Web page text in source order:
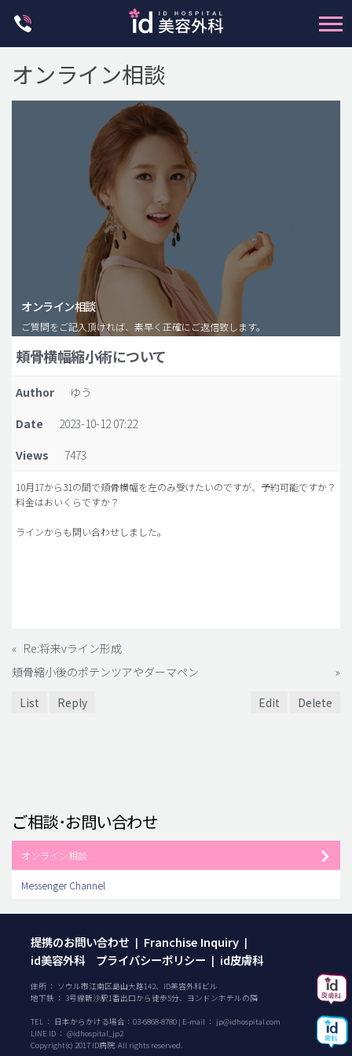
脂肪注入(アンチエイジング)
豊胸手術・バストアップ
プチ整形
idリアルストーリー
idニュース
病院紹介
料金一覧
オンライン相談
オンライン相談
ご質問をご記入頂ければ、素早く正確にご返信致します。
頬骨横幅縮小術について
Author
ゆう
Date
2023-10-12 07:22
Views
7473
10月17から31の間で頬骨横幅を左のみ受けたいのですが、予約可能ですか？
料金はおいくらですか？
ラインからも問い合わせしました。
« Re:将来vライン形成
頬骨縮小後のポテンツアやダーマペン
»
List
Reply Edit Delete
ご相談･お問い合わせ
オンライン相談
Messenger Channel
提携のお問い合わせ | Franchise Inquiry |
id美容外科 プライバシーポリシー | id皮膚科
住所 ： ソウル市江南区島山大路142、ID美容外科ビル
地下鉄 ： 3号線新沙駅1番出口から徒歩5分、ヨンドンホテルの隣
TEL ： 日本からかける場合： 03-6868-8780 | E-mail ： jp@idhospital.com
LINE ID ： @idhospital_jp2
Copyright(c) 2017 ID病院. All rights reserved.